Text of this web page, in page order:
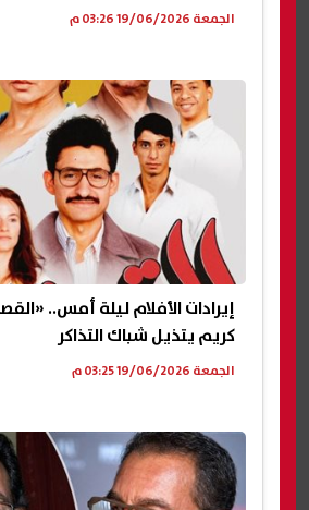
الجمعة 19/06/2026 03:26 م
إيرادات الأفلام ليلة أمس..
كريم يتذيل شباك التذاكر
الجمعة 19/06/2026 03:25 م